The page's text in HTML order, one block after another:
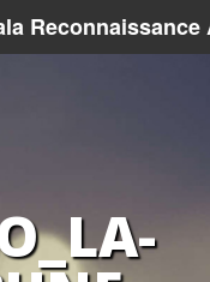
Reconnaissance